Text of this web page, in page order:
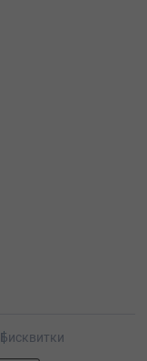
Бисквитки